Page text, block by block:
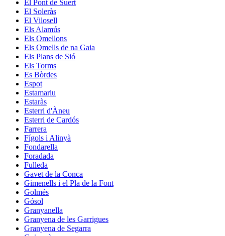
El Pont de Suert
El Soleràs
El Vilosell
Els Alamús
Els Omellons
Els Omells de na Gaia
Els Plans de Sió
Els Torms
Es Bòrdes
Espot
Estamariu
Estaràs
Esterri d'Àneu
Esterri de Cardós
Farrera
Fígols i Alinyà
Fondarella
Foradada
Fulleda
Gavet de la Conca
Gimenells i el Pla de la Font
Golmés
Gósol
Granyanella
Granyena de les Garrigues
Granyena de Segarra